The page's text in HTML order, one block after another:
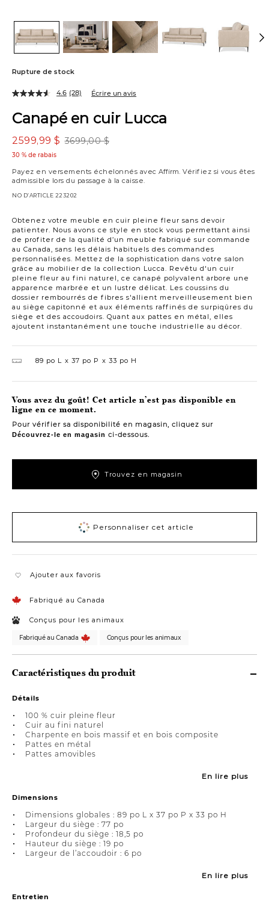
Rupture de stock
Canapé en cuir Lucca
3699,00 $
2599,99 $
30 % de rabais
Payez en versements échelonnés avec Affirm. Vérifiez si vous êtes
admissible lors du passage à la caisse.
NO D’ARTICLE 223202
Obtenez votre meuble en cuir pleine fleur sans devoir
patienter. Nous avons ce style en stock vous permettant ainsi
de profiter de la qualité d’un meuble fabriqué sur commande
au Canada, sans les délais habituels des commandes
personnalisées. Mettez de la sophistication dans votre salon
grâce au mobilier de la collection Lucca. Revêtu d'un cuir
pleine fleur au fini naturel, ce canapé polyvalent arbore une
apparence marbrée et un lustre délicat. Les coussins du
dossier rembourrés de fibres s'allient merveilleusement bien
au siège capitonné et aux éléments raffinés de surpiqûres du
siège et des accoudoirs. Quant aux pattes en métal, elles
ajoutent instantanément une touche industrielle au décor.
4.6 (28) Écrire un avis
89 po L 37 po P 33 po H
Vous avez du goût! Cet article n’est pas disponible en
ligne en ce moment.
Pour vérifier sa disponibilité en magasin, cliquez sur
Découvrez-le en magasin ci-dessous.
Trouvez en magasin
Personnaliser cet article
Ajouter aux favoris
Fabriqué au Canada
Conçus pour les animaux
Fabriqué au Canada Conçus pour les animaux
Caractéristiques du produit
Détails
100 % cuir pleine fleur
Cuir au fini naturel
Charpente en bois massif et en bois composite
Pattes en métal
Pattes amovibles
En lire plus
Dimensions
Dimensions globales : 89 po L x 37 po P x 33 po H
Largeur du siège : 77 po
Profondeur du siège : 18,5 po
Hauteur du siège : 19 po
Largeur de l’accoudoir : 6 po
En lire plus
Entretien